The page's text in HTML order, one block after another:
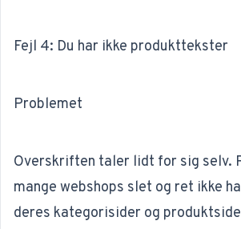
Fejl 4: Du har ikke produkttekster
Problemet
Overskriften taler lidt for sig selv.
mange webshops slet og ret ikke
deres kategorisider og